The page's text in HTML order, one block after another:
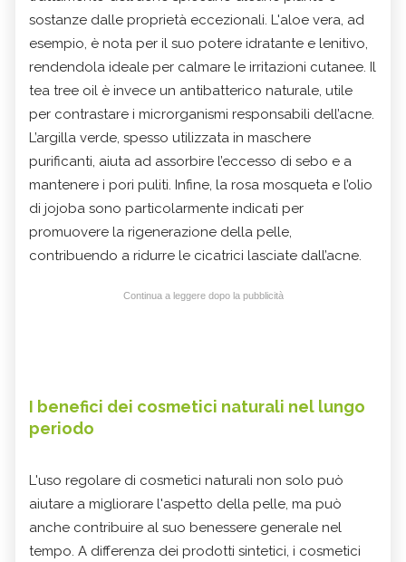
sostanze dalle proprietà eccezionali. L'aloe vera, ad
esempio, è nota per il suo potere idratante e lenitivo,
rendendola ideale per calmare le irritazioni cutanee. Il
tea tree oil è invece un antibatterico naturale, utile
per contrastare i microrganismi responsabili dell’acne.
L’argilla verde, spesso utilizzata in maschere
purificanti, aiuta ad assorbire l’eccesso di sebo e a
mantenere i pori puliti. Infine, la rosa mosqueta e l’olio
di jojoba sono particolarmente indicati per
promuovere la rigenerazione della pelle,
contribuendo a ridurre le cicatrici lasciate dall’acne.
Continua a leggere dopo la pubblicità
I benefici dei cosmetici naturali nel lungo
periodo
L'uso regolare di cosmetici naturali non solo può
aiutare a migliorare l'aspetto della pelle, ma può
anche contribuire al suo benessere generale nel
tempo. A differenza dei prodotti sintetici, i cosmetici